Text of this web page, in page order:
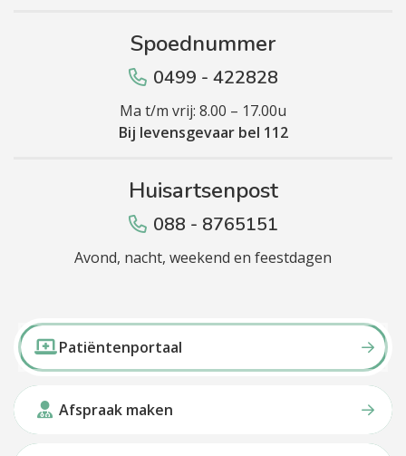
Spoednummer
0499 - 422828
Ma t/m vrij: 8.00 – 17.00u
Bij levensgevaar bel 112
Huisartsenpost
088 - 8765151
Avond, nacht, weekend en feestdagen
Patiëntenportaal
Afspraak maken